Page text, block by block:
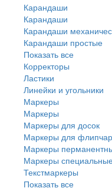
Карандаши
Карандаши
Карандаши
Карандаши простые
Показать все
Корректоры
Ластики
Линейки и угольники
Маркеры
Маркеры
Маркеры для досок
Маркеры для
Маркеры
Маркеры
Текстмаркеры
Показать все